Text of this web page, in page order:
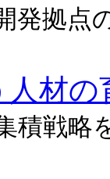
発拠点
人材
積戦略